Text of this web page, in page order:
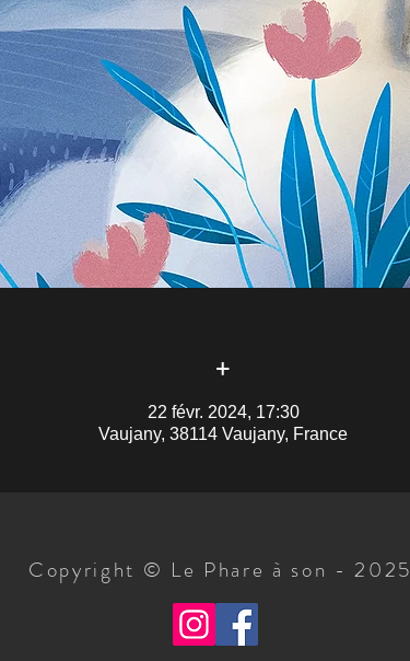
+
22 févr. 2024, 17:30
Vaujany, 38114 Vaujany, France
Copyright © Le Phare à son - 2025